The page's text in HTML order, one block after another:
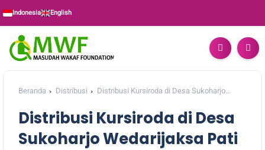
Indonesia English
Beranda Distribusi
Distribusi Kursiroda di Desa Sukoharjo
Distribusi Kursiroda di Desa
Sukoharjo Wedarijaksa Pati